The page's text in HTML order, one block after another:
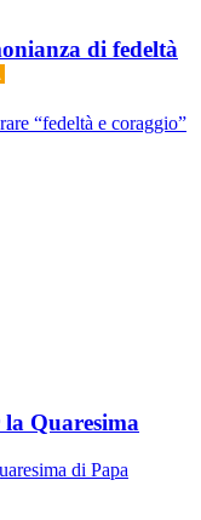
di fedeltà
“fedeltà e coraggio”
la Quaresima
di Papa